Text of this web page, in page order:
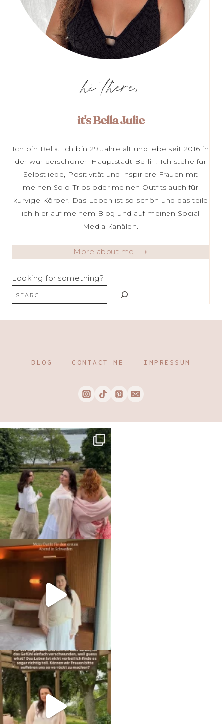
hi there,
it's Bella Julie
Ich bin Bella. Ich bin 29 Jahre alt und lebe seit 2016 in
der wunderschönen Hauptstadt Berlin. Ich stehe für
Selbstliebe, Positivität und inspiriere Frauen mit
meinen Solo-Trips oder meinen Outfits auch für
kurvige Körper. Das Leben ist so schön und das teile
ich hier auf meinem Blog und auf meinen Social
Media Kanälen.
More about me ⟶
Looking for something?
BLOG CONTACT ME IMPRESSUM